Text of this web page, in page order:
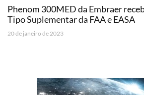
Phenom 300MED da Embraer
Tipo Suplementar da FAA e EASA
20 de janeiro de 2023